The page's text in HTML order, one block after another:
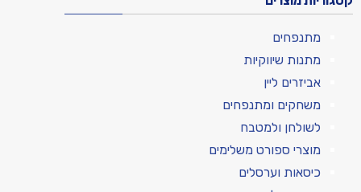
מתנפחים
מתנות שיווקיות
אביזרים ליין
משחקים ומתנפחים
לשולחן ולמטבח
מוצרי ספורט משלימים
כיסאות וערסלים